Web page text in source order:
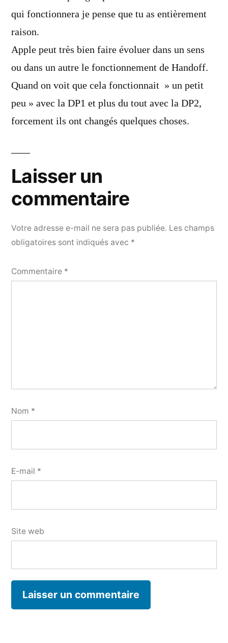
qui fonctionnera je pense que tu as entièrement
raison.
Apple peut très bien faire évoluer dans un sens
ou dans un autre le fonctionnement de Handoff.
Quand on voit que cela fonctionnait » un petit
peu » avec la DP1 et plus du tout avec la DP2,
forcement ils ont changés quelques choses.
Laisser un
commentaire
Votre adresse e-mail ne sera pas publiée. Les champs
obligatoires sont indiqués avec *
Commentaire *
Nom *
E-mail *
Site web